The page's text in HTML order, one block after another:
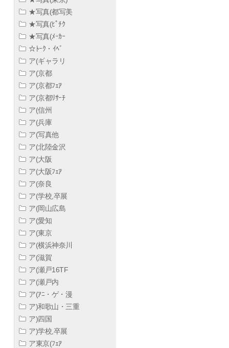
★写真(都写美
★写真(ﾋﾟﾁｸ
★写真(ﾒｰｶｰ
☆ﾄｰｸ・ｲﾍﾞ
ア(ギャラリ
ア(京都
ア(京都ﾌｪｱ
ア(京都ﾘｻｰﾁ
ア(信州
ア(兵庫
ア(写真他
ア(北陸金沢
ア(大阪
ア(大阪ﾌｪｱ
ア(奈良
ア(学校,卒展
ア(岡山広島
ア(愛知
ア(東京
ア(横浜神奈川
ア(滋賀
ア(瀬戸16TF
ア(瀬戸内
ア(ｱﾆ・ゲ・漫
ア)和歌山・三重
ア)四国
ア)学校,卒展
ア東京(ﾌｪｱ